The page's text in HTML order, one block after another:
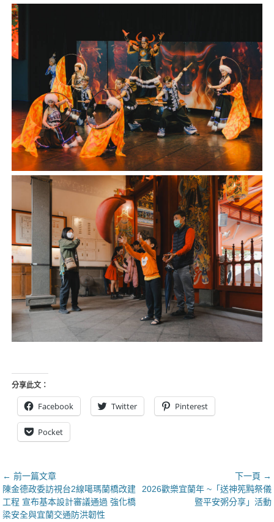
分享此文：
Facebook Twitter Pinterest
Pocket
文
章
導
← 前一篇文章
上
一
篇
陳金德政委訪視台2線噶瑪蘭橋改建
工程 宣布基本設計審議通過 強化橋
梁安全與宜蘭交通防洪韌性
下一頁 →
下2026歡樂宜蘭年 ~「送神筅黗祭儀
暨平安粥分享」活動